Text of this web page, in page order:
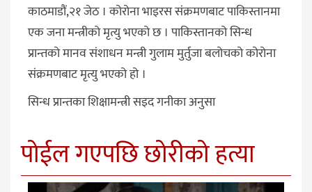
काठमाडौं,२१ जेठ । कोरोना भाइरस संक्रमणबाट पाकिस्तानमा
एक जना मन्त्रीको मृत्यु भएको छ । पाकिस्तानको सिन्ध
प्रान्तको मानव संशाधन मन्त्री गुलाम मुर्तुजा बलोचको कोरोना
संक्रमणबाट मृत्यु भएको हो ।
सिन्ध प्रान्तका शिक्षामन्त्री सइद गनीका अनुसा
पोईल गएपछि छोरीको हत्या